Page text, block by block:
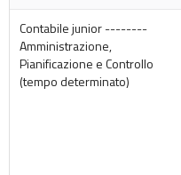
Contabile junior --------
Amministrazione,
Pianificazione e Controllo
(tempo determinato)